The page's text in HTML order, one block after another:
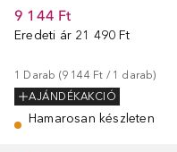
9 144 Ft
Eredeti ár 21 490 Ft
1 Darab (9 144 Ft / 1 darab)
AJÁNDÉKAKCIÓ
Hamarosan készleten